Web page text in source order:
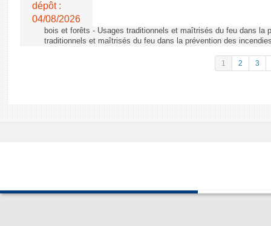
dépôt :
04/08/2026
bois et forêts - Usages traditionnels et maîtrisés du feu dans la
traditionnels et maîtrisés du feu dans la prévention des
1 2 3